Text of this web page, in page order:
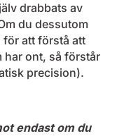
drabbats av
du dessutom
för att förstå att
har ont, så förstår
precision).
endast om du